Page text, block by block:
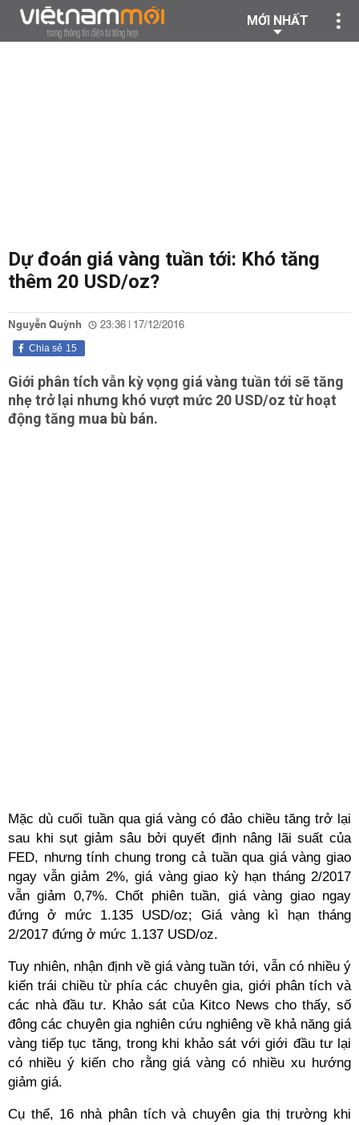
MỚI NHẤT
Dự đoán giá vàng tuần tới: Khó tăng
thêm 20 USD/oz?
Nguyễn Quỳnh 23:36 | 17/12/2016
15
Chia sẻ
Giới phân tích vẫn kỳ vọng giá vàng tuần tới sẽ tăng
nhẹ trở lại nhưng khó vượt mức 20 USD/oz từ hoạt
động tăng mua bù bán.
Mặc dù cuối tuần qua giá vàng có đảo chiều tăng trở lại
sau khi sụt giảm sâu bởi quyết định nâng lãi suất của
FED, nhưng tính chung trong cả tuần qua giá vàng giao
ngay vẫn giảm 2%, giá vàng giao kỳ hạn tháng 2/2017
vẫn giảm 0,7%. Chốt phiên tuần, giá vàng giao ngay
đứng ở mức 1.135 USD/oz; Giá vàng kì hạn tháng
2/2017 đứng ở mức 1.137 USD/oz.
Tuy nhiên, nhận định về giá vàng tuần tới, vẫn có nhiều ý
kiến trái chiều từ phía các chuyên gia, giới phân tích và
các nhà đầu tư. Khảo sát của Kitco News cho thấy, số
đông các chuyên gia nghiên cứu nghiêng về khả năng giá
vàng tiếp tục tăng, trong khi khảo sát với giới đầu tư lại
có nhiều ý kiến cho rằng giá vàng có nhiều xu hướng
giảm giá.
Cụ thể, 16 nhà phân tích và chuyên gia thị trường khi